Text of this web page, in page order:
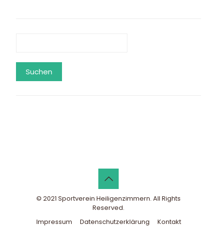
Suchen
© 2021 Sportverein Heiligenzimmern. All Rights
Reserved.
Impressum
Datenschutzerklärung Kontakt